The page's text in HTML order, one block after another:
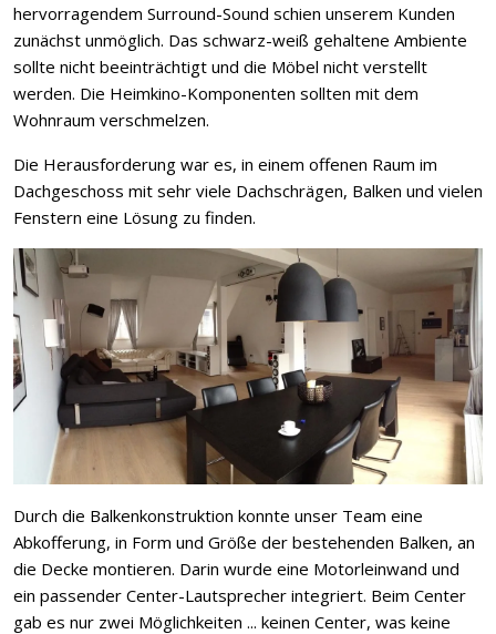
hervorragendem Surround-Sound schien unserem Kunden
zunächst unmöglich. Das schwarz-weiß gehaltene Ambiente
sollte nicht beeinträchtigt und die Möbel nicht verstellt
werden. Die Heimkino-Komponenten sollten mit dem
Wohnraum verschmelzen.
Die Herausforderung war es, in einem offenen Raum im
Dachgeschoss mit sehr viele Dachschrägen, Balken und vielen
Fenstern eine Lösung zu finden.
Durch die Balkenkonstruktion konnte unser Team eine
Abkofferung, in Form und Größe der bestehenden Balken, an
die Decke montieren. Darin wurde eine Motorleinwand und
ein passender Center-Lautsprecher integriert. Beim Center
gab es nur zwei Möglichkeiten ... keinen Center, was keine